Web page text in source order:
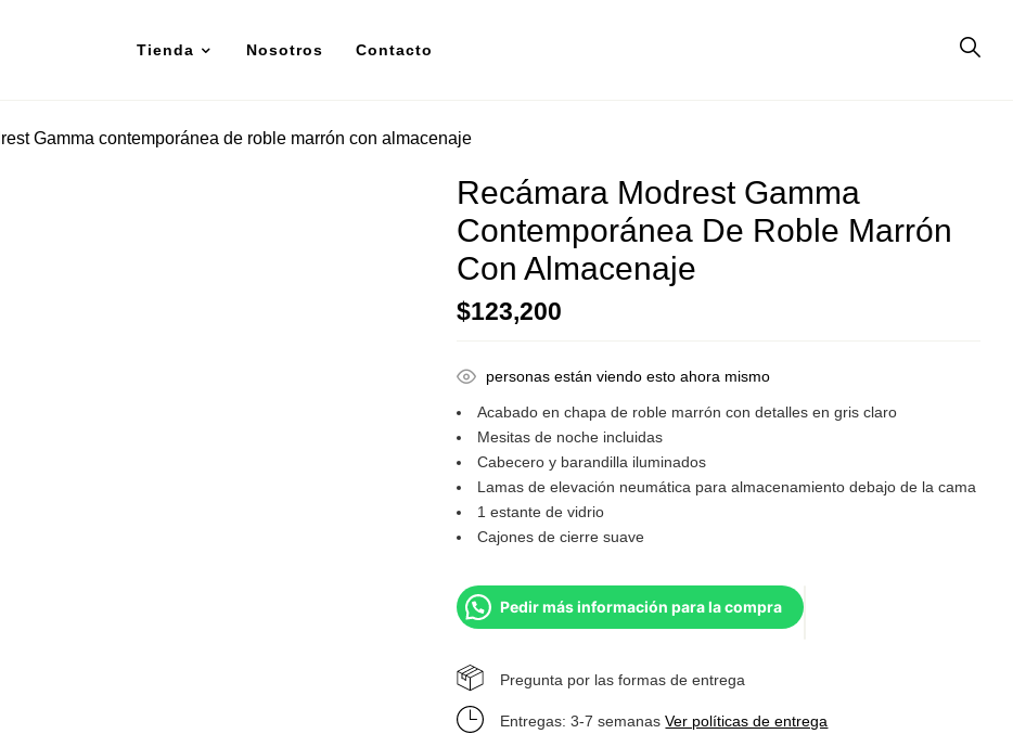
Tienda Nosotros Contacto
Gamma contemporánea de roble marrón con almacenaje
Recámara Modrest Gamma
Contemporánea De Roble Marrón
Con Almacenaje
$123,200
personas están viendo esto ahora mismo
Acabado en chapa de roble marrón con detalles en gris claro
Mesitas de noche incluidas
Cabecero y barandilla iluminados
Lamas de elevación neumática para almacenamiento debajo de la cama
1 estante de vidrio
Cajones de cierre suave
Pedir más información para la compra
Pregunta por las formas de entrega
Entregas: 3-7 semanasVer políticas de entrega